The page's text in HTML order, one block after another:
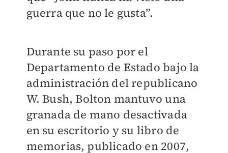
guerra que no le gusta”.
Durante su paso por el
Departamento de Estado bajo la
administración del republicano
W. Bush, Bolton mantuvo una
granada de mano desactivada
en su escritorio y su libro de
memorias, publicado en 2007,